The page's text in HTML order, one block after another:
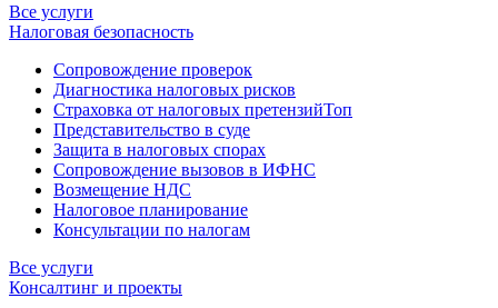
Все услуги
Налоговая безопасность
Сопровождение проверок
Диагностика налоговых рисков
Страховка от налоговых претензийТоп
Представительство в суде
Защита в налоговых спорах
Сопровождение вызовов в ИФНС
Возмещение НДС
Налоговое планирование
Консультации по налогам
Все услуги
Консалтинг и проекты